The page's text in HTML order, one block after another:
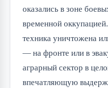
оказались в зоне
временной
техника уничтожена
— на фронте или в
аграрный сектор в
впечатляющую